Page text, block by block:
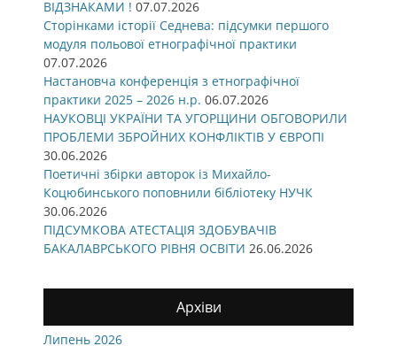
ВІДЗНАКАМИ ! 07.07.2026
Сторінками історії Седнева: підсумки першого
модуля польової етнографічної практики
07.07.2026
Настановча конференція з етнографічної
практики 2025 – 2026 н.р. 06.07.2026
НАУКОВЦІ УКРАЇНИ ТА УГОРЩИНИ ОБГОВОРИЛИ
ПРОБЛЕМИ ЗБРОЙНИХ КОНФЛІКТІВ У ЄВРОПІ
30.06.2026
Поетичні збірки авторок із Михайло-
Коцюбинського поповнили бібліотеку НУЧК
30.06.2026
ПІДСУМКОВА АТЕСТАЦІЯ ЗДОБУВАЧІВ
БАКАЛАВРСЬКОГО РІВНЯ ОСВІТИ 26.06.2026
Архіви
Липень 2026